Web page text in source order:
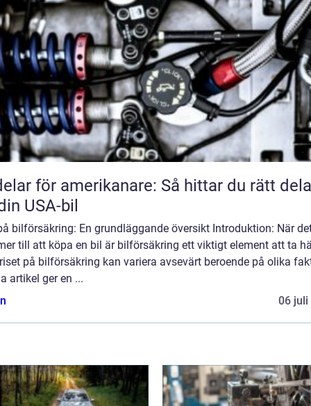
för amerikanare: Så hittar du rätt
USA-bil
bilförsäkring: En grundläggande översikt Introduktion: När
till att köpa en bil är bilförsäkring ett viktigt element att ta
på bilförsäkring kan variera avsevärt beroende på olika
artikel ger en ...
06 juli